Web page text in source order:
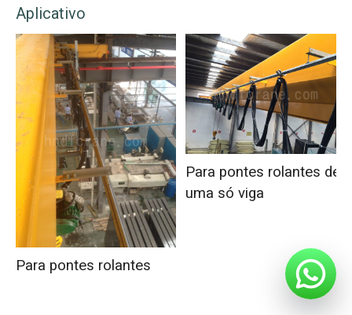
Aplicativo
Para pontes rolantes
Para pontes rolantes de
uma só viga